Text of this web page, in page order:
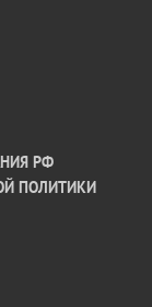
РФ
ПОЛИТИКИ